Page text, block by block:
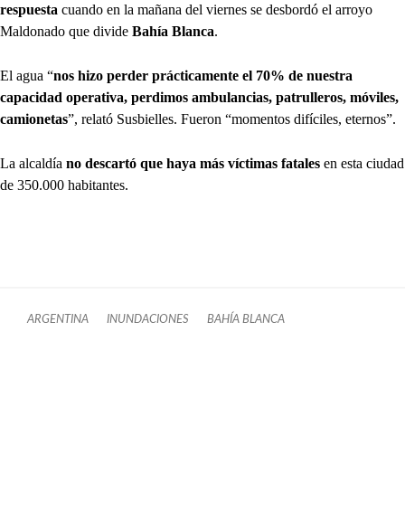
respuesta cuando en la mañana del viernes se desbordó el arroyo
Maldonado que divide Bahía Blanca.
El agua “nos hizo perder prácticamente el 70% de nuestra
capacidad operativa, perdimos ambulancias, patrulleros, móviles,
camionetas”, relató Susbielles. Fueron “momentos difíciles, eternos”.
La alcaldía no descartó que haya más víctimas fatales en esta ciudad
de 350.000 habitantes.
ARGENTINA INUNDACIONES BAHÍA BLANCA